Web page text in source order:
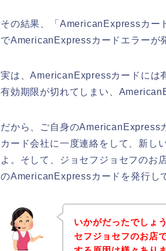
その結果、「AmericanExpressカー
でAmericanExpressカードエラーが
実は、AmericanExpressカードには
有効期限が切れてしまい、
だから、ご自身のAmericanExpress
カード会社に一度連絡をして、新し
よ。そして、ジョセフジョセフのお
のAmericanExpressカードを発行し
いかがだったでしょ
セフジョセフのお店